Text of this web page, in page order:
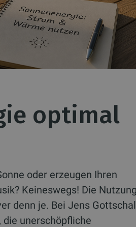
optimal
oder erzeugen Ihren
Keineswegs! Die Nutzung
denn je. Bei Jens
die unerschöpfliche